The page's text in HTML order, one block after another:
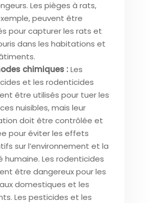
Les pièges à rats,
peuvent être
pour capturer les rats et
dans les habitations et
chimiques :Les
et les rodenticides
être utilisés pour tuer les
nuisibles, mais leur
doit être contrôlée et
pour éviter les effets
sur l’environnement et la
humaine. Les rodenticides
être dangereux pour les
domestiques et les
Les pesticides et les